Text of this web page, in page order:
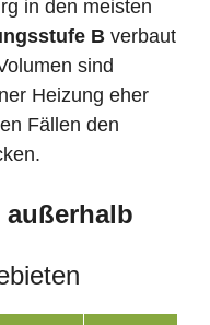
in den meisten
B verbaut
sind
Heizung eher
Fällen den
außerhalb